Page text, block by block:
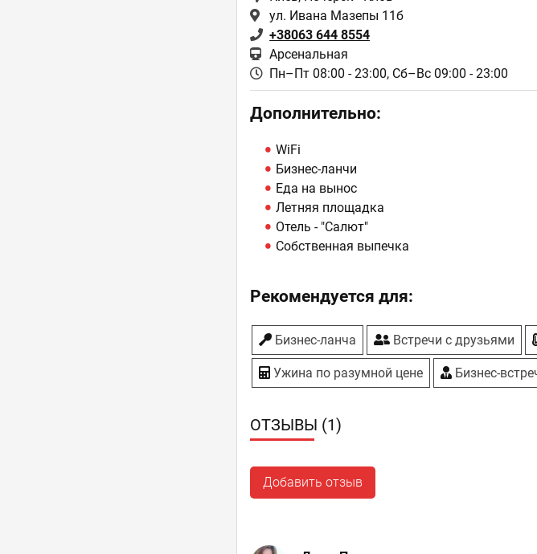
ул. Ивана Мазепы 11б
+38063 644 8554
Арсенальная
Пн–Пт 08:00 - 23:00, Сб–Вс 09:00 - 23:00
Дополнительно:
WiFi
Бизнес-ланчи
Еда на вынос
Летняя площадка
Отель - "Салют"
Собственная выпечка
Рекомендуется для:
Бизнес-ланча Встречи с друзьями
Ужина по разумной цене Бизнес-
ОТЗЫВЫ (1)
Добавить отзыв